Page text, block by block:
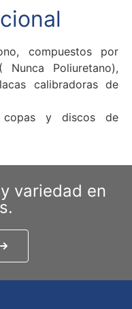
compuestos por
Poliuretano),
calibradoras de
copas y discos de
variedad en